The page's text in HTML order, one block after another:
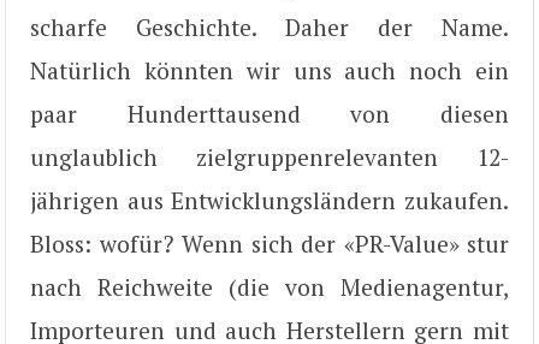
scharfe Geschichte. Daher der Name.
Natürlich könnten wir uns auch noch ein
paar Hunderttausend von diesen
unglaublich zielgruppenrelevanten 12-
jährigen aus Entwicklungsländern zukaufen.
Bloss: wofür? Wenn sich der «PR-Value» stur
nach Reichweite (die von Medienagentur,
Importeuren und auch Herstellern gern mit